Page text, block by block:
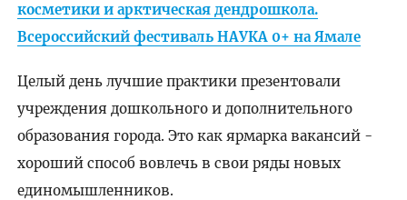
косметики и арктическая дендрошкола.
Всероссийский фестиваль НАУКА 0+ на Ямале
Целый день лучшие практики презентовали
учреждения дошкольного и дополнительного
образования города. Это как ярмарка вакансий -
хороший способ вовлечь в свои ряды новых
единомышленников.